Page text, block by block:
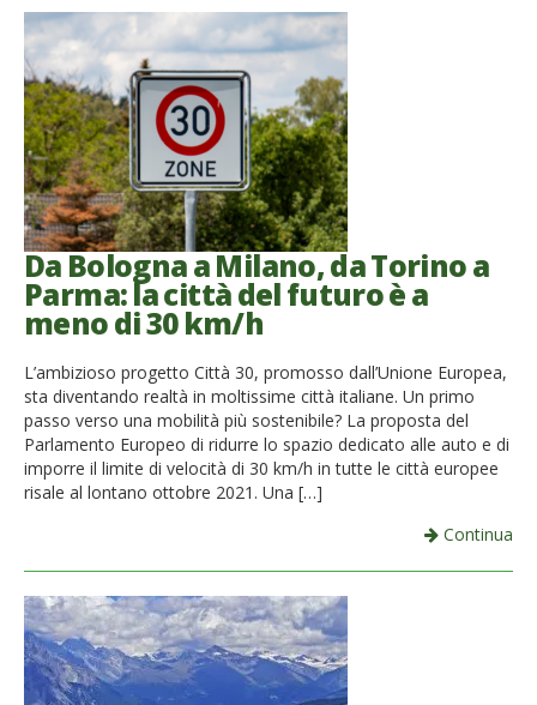
Da Bologna a Milano, da Torino a
Parma: la città del futuro è a
meno di 30 km/h
L’ambizioso progetto Città 30, promosso dall’Unione Europea,
sta diventando realtà in moltissime città italiane. Un primo
passo verso una mobilità più sostenibile? La proposta del
Parlamento Europeo di ridurre lo spazio dedicato alle auto e di
imporre il limite di velocità di 30 km/h in tutte le città europee
risale al lontano ottobre 2021. Una […]
Continua